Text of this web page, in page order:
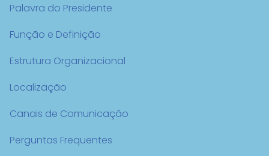
Palavra do Presidente
Função e Definição
Estrutura Organizacional
Localização
Canais de Comunicação
Perguntas Frequentes